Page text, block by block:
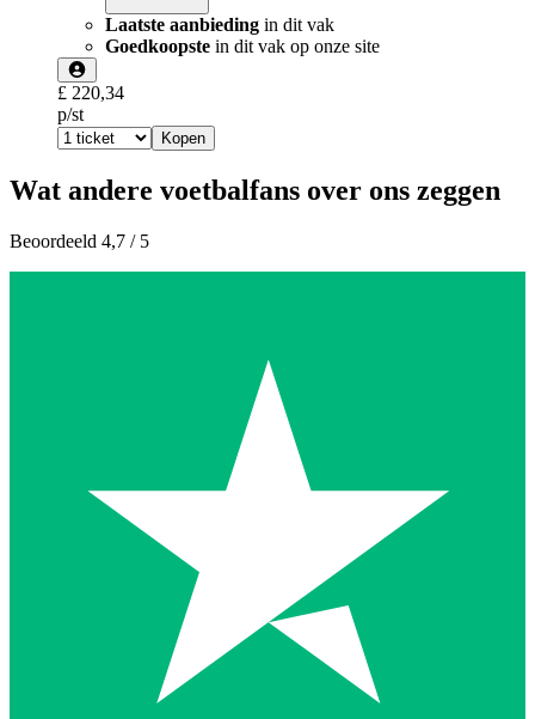
Laatste aanbieding in dit vak
Goedkoopste in dit vak op onze site
£ 220,34
p/st
Kopen
Wat andere voetbalfans over ons zeggen
Beoordeeld 4,7 / 5